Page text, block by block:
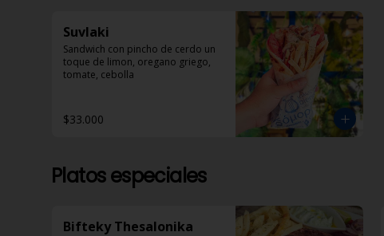
Suvlaki
Sandwich con pincho de cerdo un
toque de limon, oregano griego,
tomate, cebolla
$33.000
Platos especiales
Bifteky Thesalonika